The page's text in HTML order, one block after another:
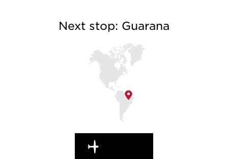
Next stop: Guarana